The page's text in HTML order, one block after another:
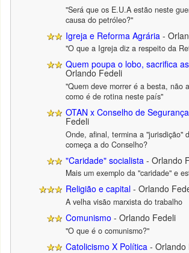
"Será que os E.U.A estão neste
causa do petróleo?"
Igreja e Reforma Agrária -
"O que a Igreja diz a respeito da
Quem poupa o lobo, sacrifica
Orlando Fedeli
"Quem deve morrer é a besta, não
como é de rotina neste país"
OTAN x Conselho de Segurança
Fedeli
Onde, afinal, termina a "jurisdição"
começa a do Conselho?
"Caridade" socialista - Orlando
Mais um exemplo da "caridade" e
Religião e capital - Orlando
A velha visão marxista do trabalho
Comunismo - Orlando Fedeli
"O que é o comunismo?"
Catolicismo X Política - Orlando